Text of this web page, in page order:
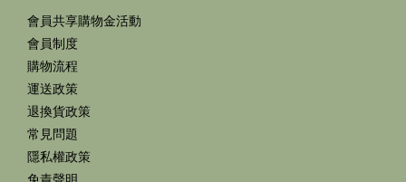
會員共享購物金活動
會員制度
購物流程
運送政策
退換貨政策
常見問題
隱私權政策